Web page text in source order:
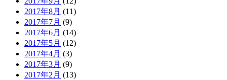
2017年8月 (11)
2017年7月 (9)
2017年6月 (14)
2017年5月 (12)
2017年4月 (3)
2017年3月 (9)
2017年2月 (13)